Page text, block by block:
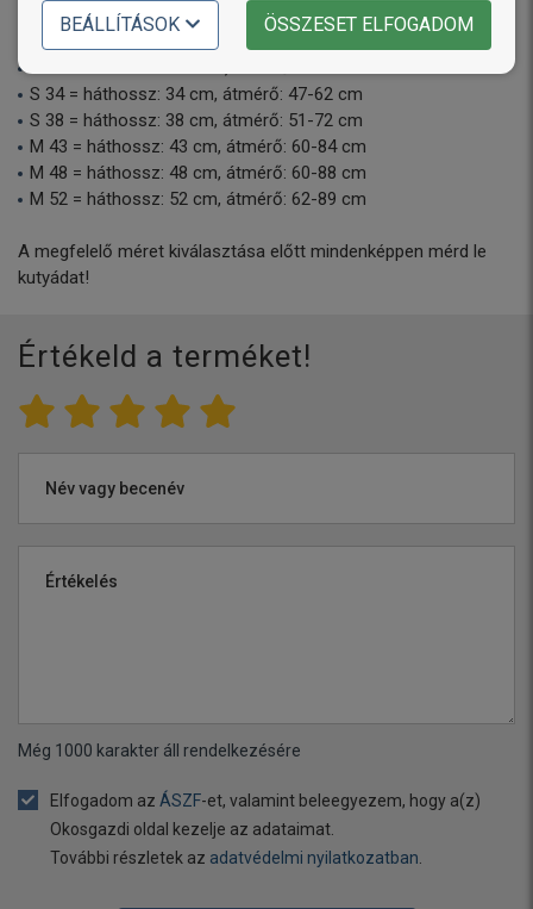
XS 30 = háthossz: 30 cm, átmérő: 43-58 cm
XS 32 = háthossz: 32 cm, átmérő: 45-60 cm
S 34 = háthossz: 34 cm, átmérő: 47-62 cm
S 38 = háthossz: 38 cm, átmérő: 51-72 cm
M 43 = háthossz: 43 cm, átmérő: 60-84 cm
M 48 = háthossz: 48 cm, átmérő: 60-88 cm
M 52 = háthossz: 52 cm, átmérő: 62-89 cm
A megfelelő méret kiválasztása előtt mindenképpen mérd le
kutyádat!
Értékeld a terméket!
Név vagy becenév
Értékelés
Még 1000 karakter áll rendelkezésére
Elfogadom az ÁSZF-et, valamint beleegyezem, hogy a(z)
Okosgazdi oldal kezelje az adataimat.
További részletek az adatvédelmi nyilatkozatban.
BEÁLLÍTÁSOK ÖSSZESET ELFOGADOM